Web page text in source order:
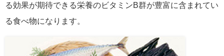
る効果が期待できる栄養のビタミンB群が豊富に含まれてい
る食べ物になります。